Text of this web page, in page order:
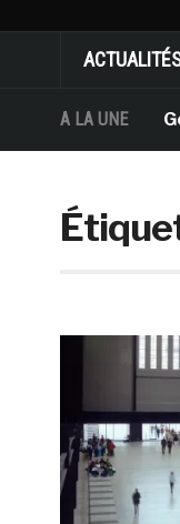
A LA UNE
musée Van Gogh